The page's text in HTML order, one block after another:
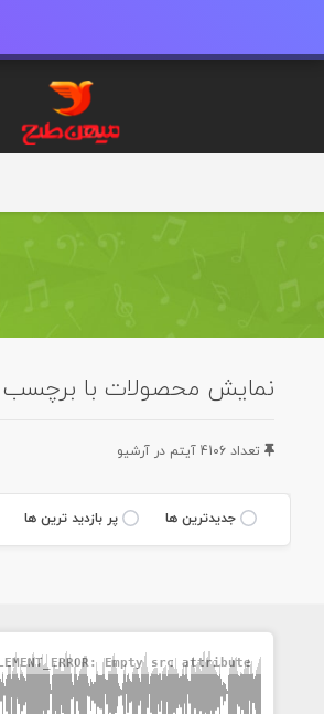
نمایش محصولات با
تعداد 4106 آيتم در آرشيو
جديدترين ها پر بازديد ترين ها
Empty src attribute